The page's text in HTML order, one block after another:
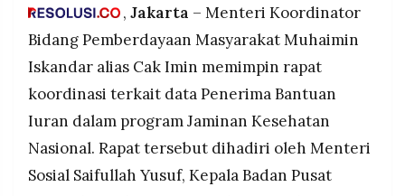
©
RESOLUSI
PRAMUDITA
BPS Amalia Anggar Widyasanti, dan Dirut BPJS
106.000 peserta PBI JKN dengan gangguan
kesehatan katastropik yang sempat nonaktif kini
sudah aktif kembali dan dapat digunakan untuk
Penonaktifan PBI JKN dilakukan untuk
menyesuaikan data peserta yang tidak
memenuhi kriteria seperti membaiknya kondisi
, Jakarta – Menteri Koordinator
Bidang Pemberdayaan Masyarakat Muhaimin
Iskandar alias Cak Imin memimpin rapat
koordinasi terkait data Penerima Bantuan
Iuran dalam program Jaminan Kesehatan
Nasional. Rapat tersebut dihadiri oleh Menteri
Sosial Saifullah Yusuf, Kepala Badan Pusat